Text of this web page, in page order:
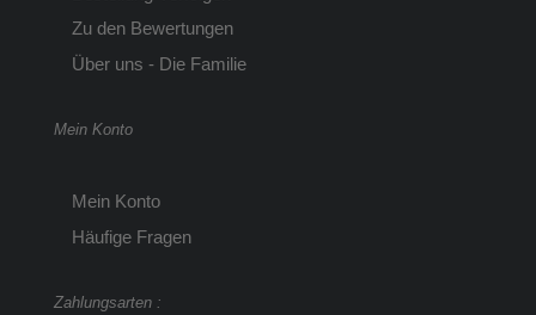
Zu den Bewertungen
Über uns - Die Familie
Mein Konto
Mein Konto
Häufige Fragen
Zahlungsarten :